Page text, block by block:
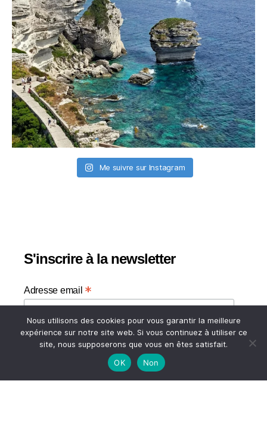
Me suivre sur Instagram
S'inscrire à la newsletter
Adresse email *
Votre adresse email
Nous utilisons des cookies pour vous garantir la meilleure
expérience sur notre site web. Si vous continuez à utiliser ce
site, nous supposerons que vous en êtes satisfait.
OK
Non